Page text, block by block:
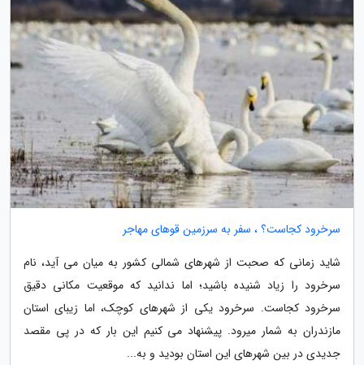
سرخرود کجاست؟ ، سفر به سرزمین قوهای مهاجر
شاید زمانی که صحبت از شهرهای شمالی کشور به میان می آید، نام
سرخرود را زیاد شنیده باشید؛ اما ندانید که موقعیت مکانی دقیق
سرخرود کجاست. سرخرود یکی از شهرهای کوچک، اما زیبای استان
مازندران به شمار میرود. پیشنهاد می کنیم این بار که در پی مقصد
جدیدی در بین شهرهای این استان بودید و به...